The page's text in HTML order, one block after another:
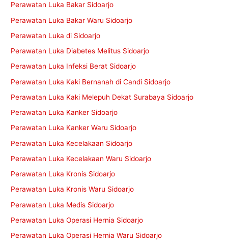
Perawatan Luka Bakar Sidoarjo
Perawatan Luka Bakar Waru Sidoarjo
Perawatan Luka di Sidoarjo
Perawatan Luka Diabetes Melitus Sidoarjo
Perawatan Luka Infeksi Berat Sidoarjo
Perawatan Luka Kaki Bernanah di Candi Sidoarjo
Perawatan Luka Kaki Melepuh Dekat Surabaya Sidoarjo
Perawatan Luka Kanker Sidoarjo
Perawatan Luka Kanker Waru Sidoarjo
Perawatan Luka Kecelakaan Sidoarjo
Perawatan Luka Kecelakaan Waru Sidoarjo
Perawatan Luka Kronis Sidoarjo
Perawatan Luka Kronis Waru Sidoarjo
Perawatan Luka Medis Sidoarjo
Perawatan Luka Operasi Hernia Sidoarjo
Perawatan Luka Operasi Hernia Waru Sidoarjo